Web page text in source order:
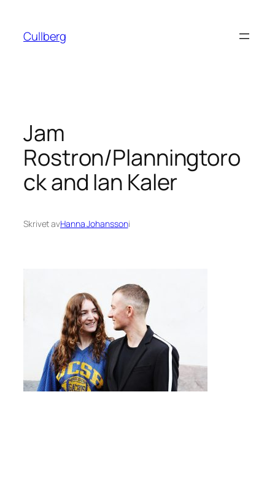
innehåll
Cullberg
Jam
Rostron/Planningtoro
ck and Ian Kaler
Skrivet avHanna Johanssoni